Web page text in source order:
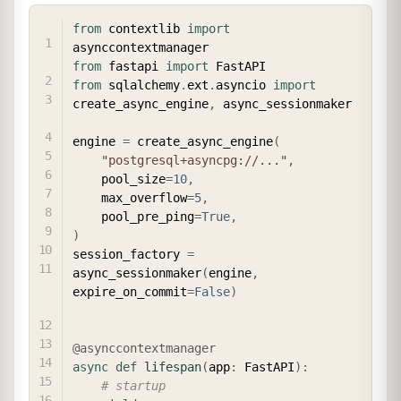
from contextlib import
from fastapi import
from sqlalchemy. ext . asyncio import
create_async_engine, async_sessionmaker
engine = create_async_engine(
"postgresql+asyncpg://..." ,
    pool_size
=10,
    max_overflow
=5,
    pool_pre_ping
=True,
)
session_factory =
async_sessionmaker(engine,
expire_on_commit=False)
@asynccontextmanager
async def lifespan(app: FastAPI) :
# startup